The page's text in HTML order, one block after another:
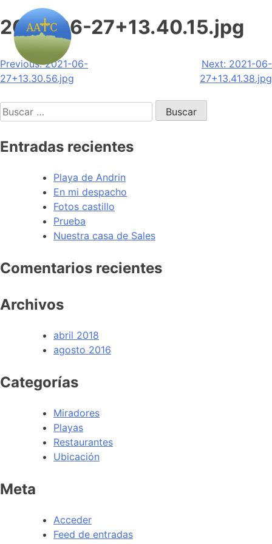
2021-06-27+13.40.15.jpg
Navegación
de
entradas
Previous: 2021-06-
27+13.30.56.jpg
Next: 2021-06-
27+13.41.38.jpg
Buscar:
Entradas recientes
Playa de Andrin
En mi despacho
Fotos castillo
Prueba
Nuestra casa de Sales
Comentarios recientes
Archivos
abril 2018
agosto 2016
Categorías
Miradores
Playas
Restaurantes
Ubicación
Meta
Acceder
Feed de entradas